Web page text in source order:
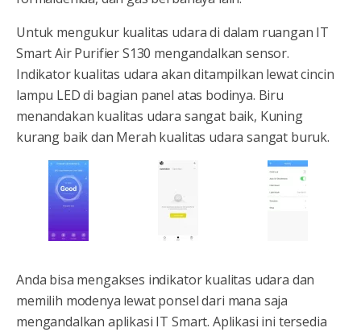
Untuk mengukur kualitas udara di dalam ruangan IT
Smart Air Purifier S130 mengandalkan sensor.
Indikator kualitas udara akan ditampilkan lewat cincin
lampu LED di bagian panel atas bodinya. Biru
menandakan kualitas udara sangat baik, Kuning
kurang baik dan Merah kualitas udara sangat buruk.
Anda bisa mengakses indikator kualitas udara dan
memilih modenya lewat ponsel dari mana saja
mengandalkan aplikasi IT Smart. Aplikasi ini tersedia